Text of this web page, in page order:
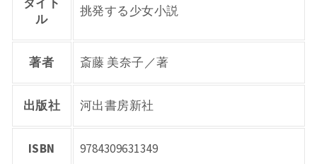
ル
挑発する少女小説
著者 斎藤 美奈子／著
出版社 河出書房新社
ISBN 9784309631349